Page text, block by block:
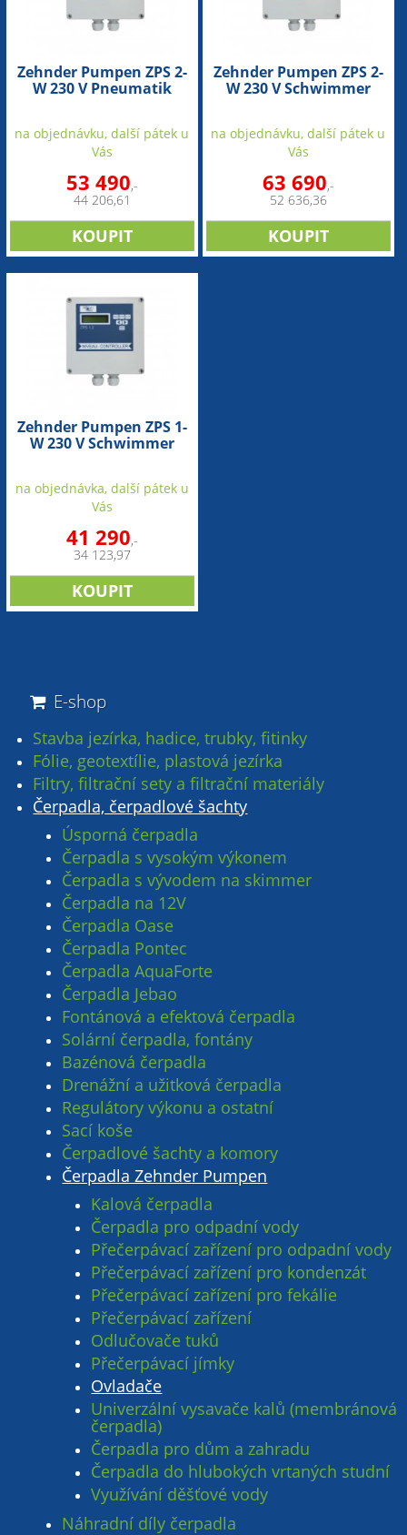
Zehnder Pumpen ZPS 2-
W 230 V Pneumatik
na objednávku, další pátek u
Vás
53 490,-
44 206,61
Zehnder Pumpen ZPS 2-
W 230 V Schwimmer
na objednávku, další pátek u
Vás
63 690,-
52 636,36
Zehnder Pumpen ZPS 1-
W 230 V Schwimmer
na objednávka, další pátek u
Vás
41 290,-
34 123,97
E-shop
Stavba jezírka, hadice, trubky, fitinky
Fólie, geotextílie, plastová jezírka
Filtry, filtrační sety a filtrační materiály
Čerpadla, čerpadlové šachty
Úsporná čerpadla
Čerpadla s vysokým výkonem
Čerpadla s vývodem na skimmer
Čerpadla na 12V
Čerpadla Oase
Čerpadla Pontec
Čerpadla AquaForte
Čerpadla Jebao
Fontánová a efektová čerpadla
Solární čerpadla, fontány
Bazénová čerpadla
Drenážní a užitková čerpadla
Regulátory výkonu a ostatní
Sací koše
Čerpadlové šachty a komory
Čerpadla Zehnder Pumpen
Kalová čerpadla
Čerpadla pro odpadní vody
Přečerpávací zařízení pro odpadní vody
Přečerpávací zařízení pro kondenzát
Přečerpávací zařízení pro fekálie
Přečerpávací zařízení
Odlučovače tuků
Přečerpávací jímky
Ovladače
Univerzální vysavače kalů (membránová
čerpadla)
Čerpadla pro dům a zahradu
Čerpadla do hlubokých vrtaných studní
Využívání děšťové vody
Náhradní díly čerpadla